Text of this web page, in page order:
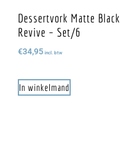
Dessertvork Matte Black
Revive – Set/6
€34,95 incl. btw
In winkelmand